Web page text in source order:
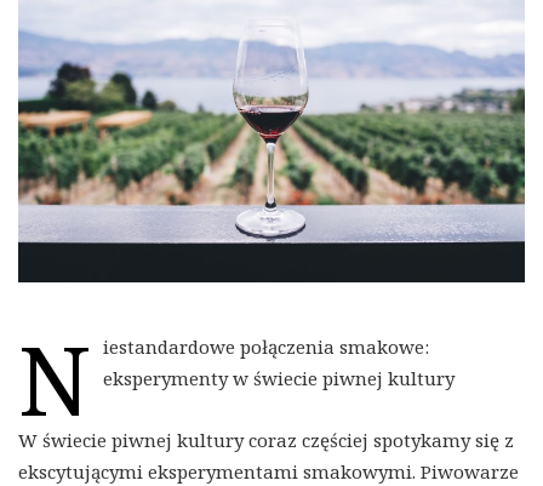
N iestandardowe połączenia smakowe:
eksperymenty w świecie piwnej kultury
W świecie piwnej kultury coraz częściej spotykamy się z
ekscytującymi eksperymentami smakowymi. Piwowarze